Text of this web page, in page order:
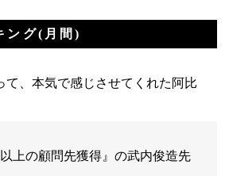
ング(月間)
て、本気で感じさせてくれた阿比
上の顧問先獲得』の武内俊造先